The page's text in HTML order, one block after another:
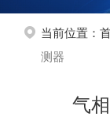
当前位置：
测器
气